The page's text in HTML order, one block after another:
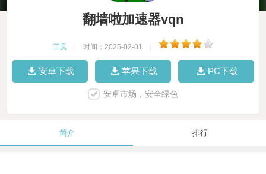
翻墙啦加速器vqn
工具 时间：2025-02-01
安卓下载 苹果下载 PC下载
安卓市场，安全绿色
简介 排行